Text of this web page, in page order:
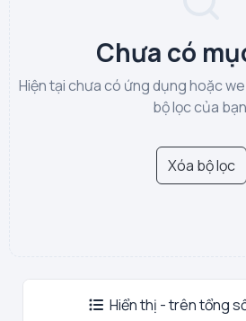
Chưa có
Hiện tại chưa có ứng dụng hoặc
bộ lọc của
Xóa bộ lọc
Hiển thị - trên tổng